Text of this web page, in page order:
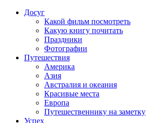
Досуг
Какой фильм посмотреть
Какую книгу почитать
Праздники
Фотографии
Путешествия
Америка
Азия
Австралия и океания
Красивые места
Европа
Путешественнику на заметку
Успех